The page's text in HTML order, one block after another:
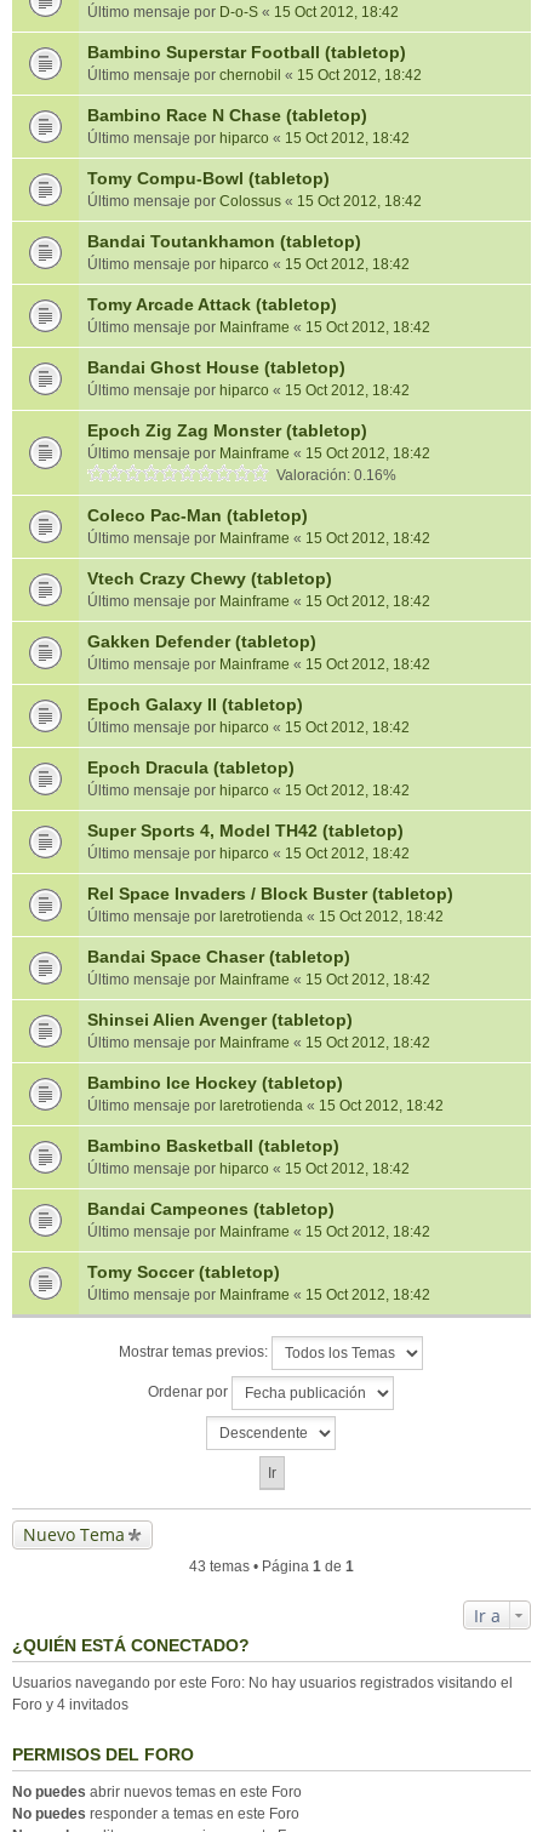
Último mensaje por D-o-S « 15 Oct 2012, 18:42
Bambino Superstar Football (tabletop)
Último mensaje por chernobil « 15 Oct 2012, 18:42
Bambino Race N Chase (tabletop)
Último mensaje por hiparco « 15 Oct 2012, 18:42
Tomy Compu-Bowl (tabletop)
Último mensaje por Colossus « 15 Oct 2012, 18:42
Bandai Toutankhamon (tabletop)
Último mensaje por hiparco « 15 Oct 2012, 18:42
Tomy Arcade Attack (tabletop)
Último mensaje por Mainframe « 15 Oct 2012, 18:42
Bandai Ghost House (tabletop)
Último mensaje por hiparco « 15 Oct 2012, 18:42
Epoch Zig Zag Monster (tabletop)
Último mensaje por Mainframe « 15 Oct 2012, 18:42
Valoración: 0.16%
Coleco Pac-Man (tabletop)
Último mensaje por Mainframe « 15 Oct 2012, 18:42
Vtech Crazy Chewy (tabletop)
Último mensaje por Mainframe « 15 Oct 2012, 18:42
Gakken Defender (tabletop)
Último mensaje por Mainframe « 15 Oct 2012, 18:42
Epoch Galaxy II (tabletop)
Último mensaje por hiparco « 15 Oct 2012, 18:42
Epoch Dracula (tabletop)
Último mensaje por hiparco « 15 Oct 2012, 18:42
Super Sports 4, Model TH42 (tabletop)
Último mensaje por hiparco « 15 Oct 2012, 18:42
Rel Space Invaders / Block Buster (tabletop)
Último mensaje por laretrotienda « 15 Oct 2012, 18:42
Bandai Space Chaser (tabletop)
Último mensaje por Mainframe « 15 Oct 2012, 18:42
Shinsei Alien Avenger (tabletop)
Último mensaje por Mainframe « 15 Oct 2012, 18:42
Bambino Ice Hockey (tabletop)
Último mensaje por laretrotienda « 15 Oct 2012, 18:42
Bambino Basketball (tabletop)
Último mensaje por hiparco « 15 Oct 2012, 18:42
Bandai Campeones (tabletop)
Último mensaje por Mainframe « 15 Oct 2012, 18:42
Tomy Soccer (tabletop)
Último mensaje por Mainframe « 15 Oct 2012, 18:42
Mostrar temas previos:
Ordenar por
Nuevo Tema
43 temas • Página 1 de 1
Ir a
¿QUIÉN ESTÁ CONECTADO?
Usuarios navegando por este Foro: No hay usuarios registrados visitando el
Foro y 4 invitados
PERMISOS DEL FORO
No puedes abrir nuevos temas en este Foro
No puedes responder a temas en este Foro